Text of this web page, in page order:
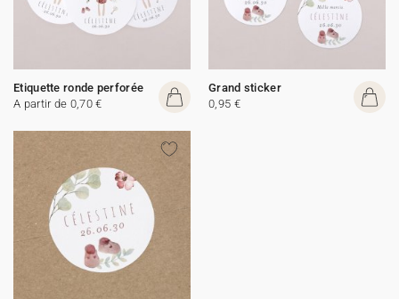
Etiquette ronde perforée
A partir de 0,70 €
Grand sticker
0,95 €